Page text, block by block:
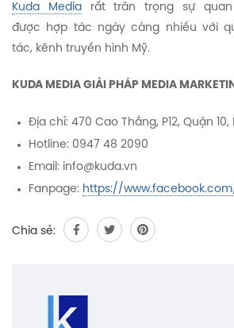
Kuda Mediarất trân trọng sự
được hợp tác ngày càng nhiều với
tác, kênh truyền hình Mỹ.
KUDA MEDIA GIẢI PHÁP MEDIA
Địa chỉ: 470 Cao Thắng, P12, Quận 10,
Hotline: 0947 48 2090
Email: info@kuda.vn
Fanpage: https://
Chia sẻ: